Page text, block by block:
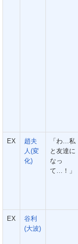
EX
趙夫
人(変
化)
「わ…私
と友達に
なっ
て…！」
EX
谷利
(大波)